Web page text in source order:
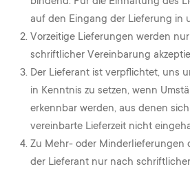
auf den Eingang der Lieferung in
Vorzeitige Lieferungen werden
schriftlicher Vereinbarung
Der Lieferant ist verpflichtet, uns
in Kenntnis zu setzen, wenn
erkennbar werden, aus denen
vereinbarte Lieferzeit nicht
Zu Mehr- oder Minderlieferungen
der Lieferant nur nach